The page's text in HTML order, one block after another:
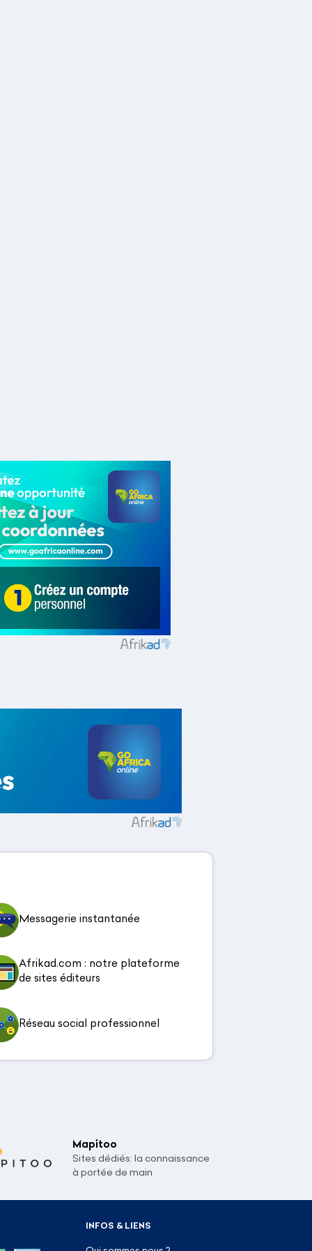
Messagerie instantanée
Afrikad.com : notre plateforme
de sites éditeurs
Réseau social professionnel
Mapitoo
Sites dédiés: la connaissance
à portée de main
INFOS & LIENS